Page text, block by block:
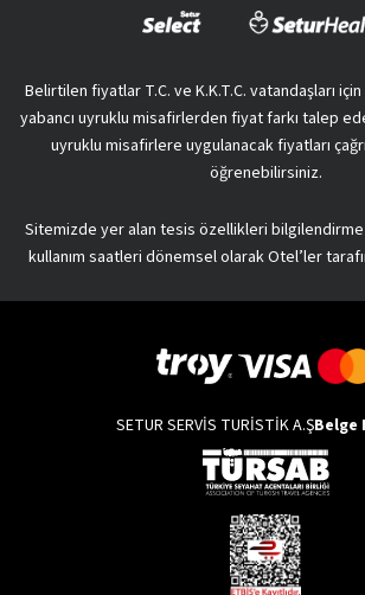
Belirtilen fiyatlar T.C. ve K.K.T.C. vatandaşları
yabancı uyruklu misafirlerden fiyat farkı talep
uyruklu misafirlere uygulanacak fiyatları
öğrenebilirsiniz.
Sitemizde yer alan tesis özellikleri bilgilendirme
kullanım saatleri dönemsel olarak Otel’ler
SETUR SERVİS TURİSTİK A.ŞBelge